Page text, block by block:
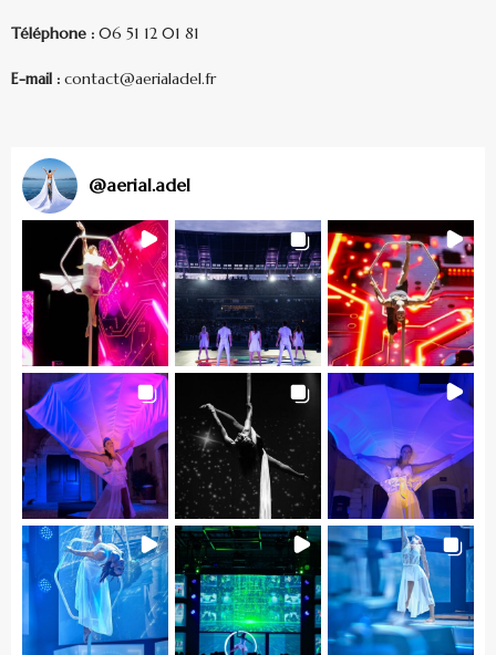
Téléphone : 06 51 12 01 81
E-mail : contact@aerialadel.fr
@aerial.adel